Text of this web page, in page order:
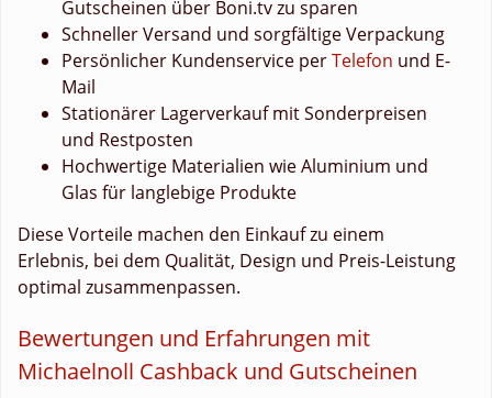
Gutscheinen über Boni.tv zu sparen
Schneller Versand und sorgfältige Verpackung
Persönlicher Kundenservice perTelefon und E-
Mail
Stationärer Lagerverkauf mit Sonderpreisen
und Restposten
Hochwertige Materialien wie Aluminium und
Glas für langlebige Produkte
Diese Vorteile machen den Einkauf zu einem
Erlebnis, bei dem Qualität, Design und Preis-Leistung
optimal zusammenpassen.
Bewertungen und Erfahrungen mit
Michaelnoll Cashback und Gutscheinen